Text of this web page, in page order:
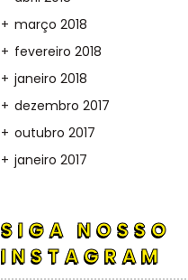
março 2018
fevereiro 2018
janeiro 2018
dezembro 2017
outubro 2017
janeiro 2017
SIGA NOSSO
INSTAGRAM